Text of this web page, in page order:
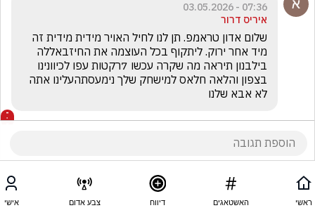
07:36 - 03.05.2026
איריס דרור
לא אבא שלנו
ראשי האשטאגים דיווח צבע אדום אישי